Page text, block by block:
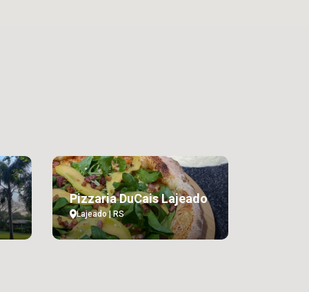
Pizzaria DuCais Lajeado
Lajeado | RS